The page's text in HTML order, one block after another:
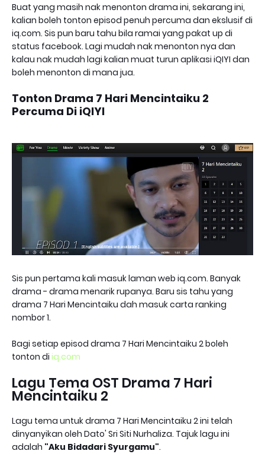
Buat yang masih nak menonton drama ini, sekarang ini,
kalian boleh tonton episod penuh percuma dan ekslusif di
iq.com. Sis pun baru tahu bila ramai yang pakat up di
status facebook. Lagi mudah nak menonton nya dan
kalau nak mudah lagi kalian muat turun aplikasi iQIYI dan
boleh menonton di mana jua.
Tonton Drama 7 Hari Mencintaiku 2
Percuma Di iQIYI
Sis pun pertama kali masuk laman web iq.com. Banyak
drama - drama menarik rupanya. Baru sis tahu yang
drama 7 Hari Mencintaiku dah masuk carta ranking
nombor 1.
Bagi setiap episod drama 7 Hari Mencintaiku 2 boleh
tonton di iq.com
Lagu Tema OST Drama 7 Hari
Mencintaiku 2
Lagu tema untuk drama 7 Hari Mencintaiku 2 ini telah
dinyanyikan oleh Dato' Sri Siti Nurhaliza. Tajuk lagu ini
adalah "Aku Bidadari Syurgamu".